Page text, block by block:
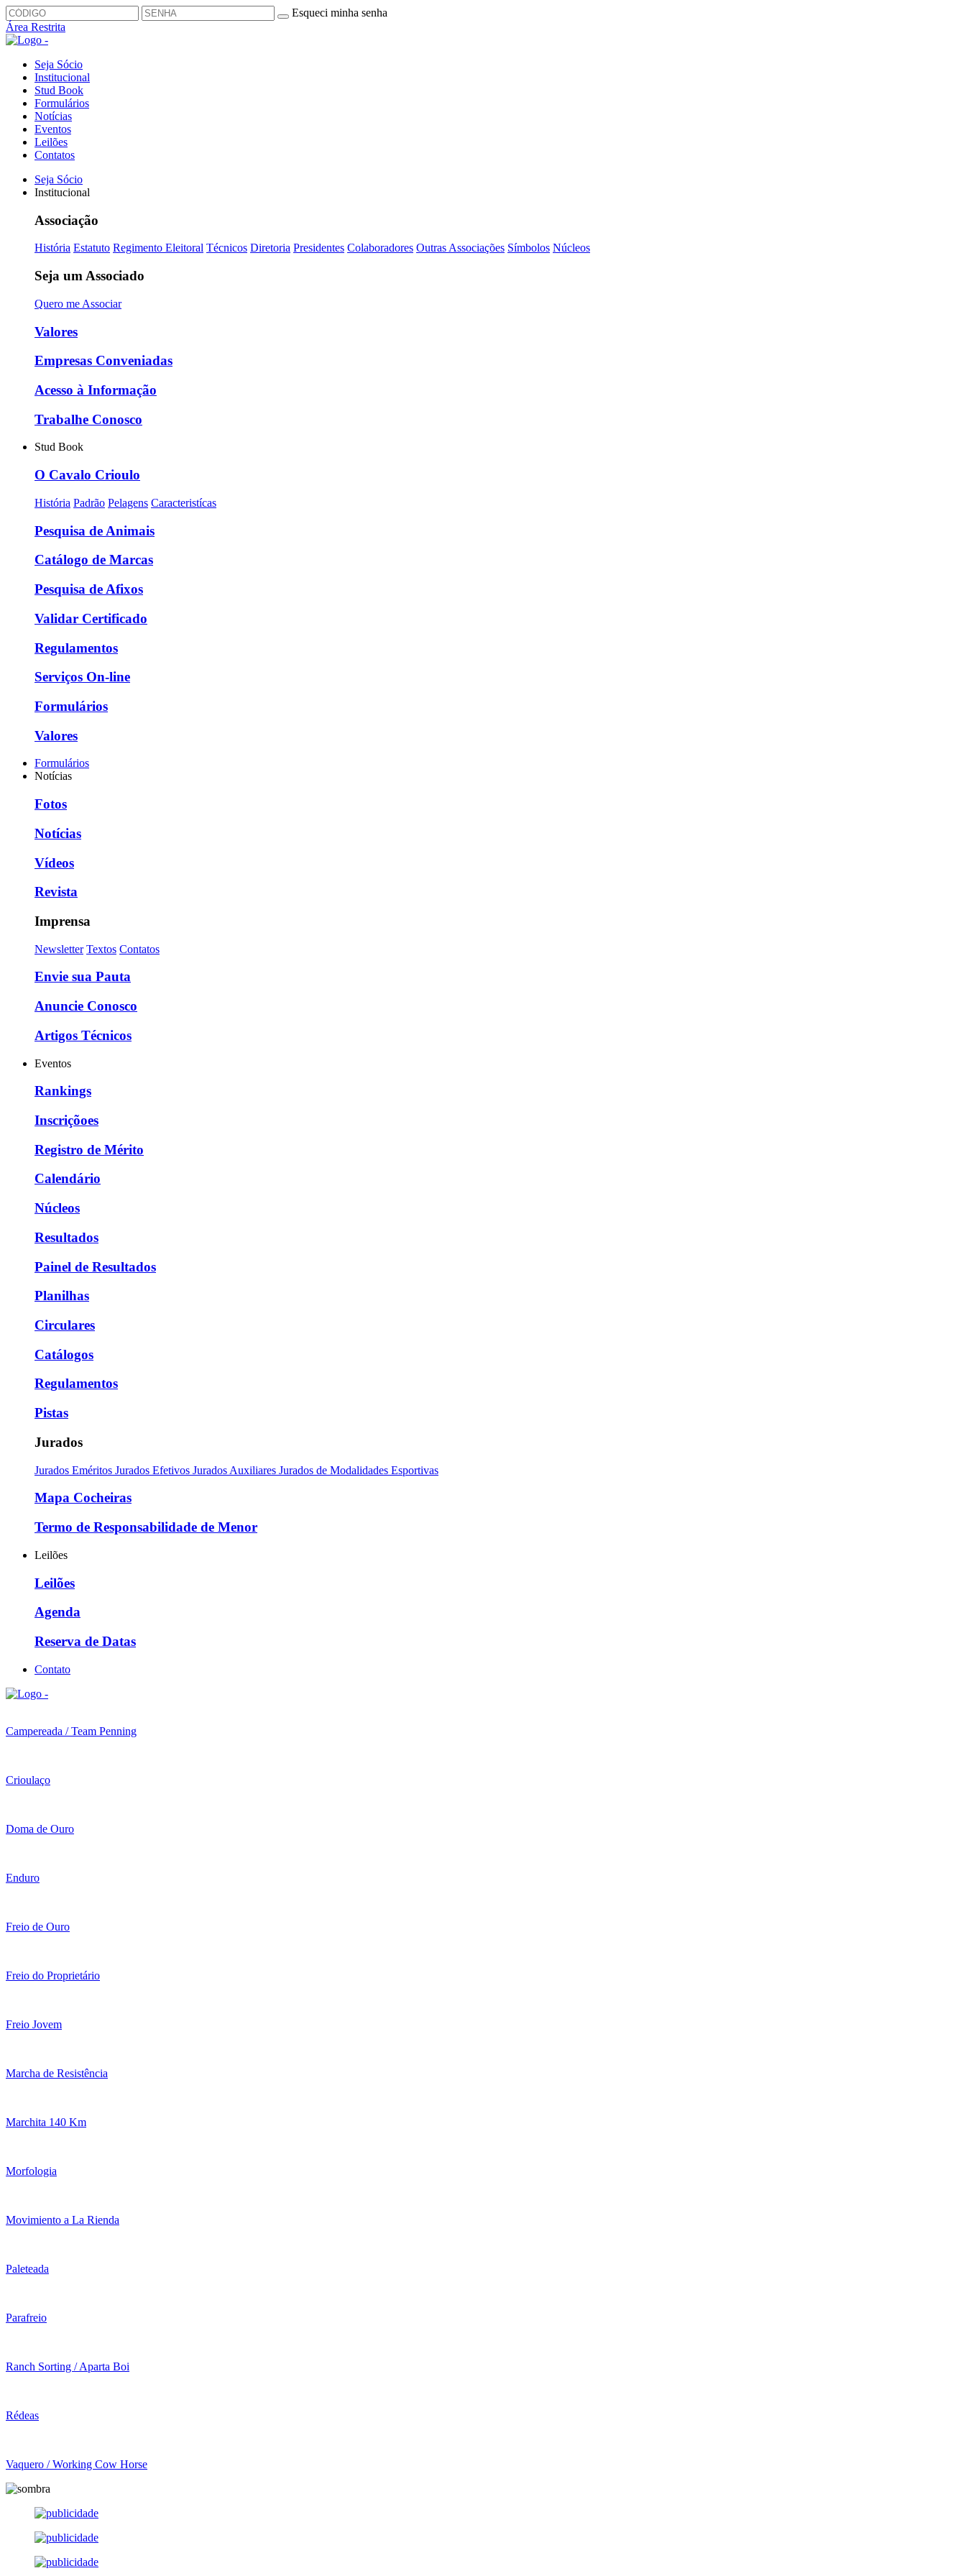
Esqueci minha senha
Área Restrita
Seja Sócio
Institucional
Stud Book
Formulários
Notícias
Eventos
Leilões
Contatos
Seja Sócio
Institucional
Associação
História Estatuto Regimento Eleitoral Técnicos Diretoria Presidentes Colaboradores Outras Associações Símbolos Núcleos
Seja um Associado
Quero me Associar
Valores
Empresas Conveniadas
Acesso à Informação
Trabalhe Conosco
Stud Book
O Cavalo Crioulo
História Padrão Pelagens Caracteristícas
Pesquisa de Animais
Catálogo de Marcas
Pesquisa de Afixos
Validar Certificado
Regulamentos
Serviços On-line
Formulários
Valores
Formulários
Notícias
Fotos
Notícias
Vídeos
Revista
Imprensa
Newsletter Textos Contatos
Envie sua Pauta
Anuncie Conosco
Artigos Técnicos
Eventos
Rankings
Inscriçõoes
Registro de Mérito
Calendário
Núcleos
Resultados
Painel de Resultados
Planilhas
Circulares
Catálogos
Regulamentos
Pistas
Jurados
Jurados Eméritos Jurados Efetivos Jurados Auxiliares Jurados de Modalidades Esportivas
Mapa Cocheiras
Termo de Responsabilidade de Menor
Leilões
Leilões
Agenda
Reserva de Datas
Contato
Campereada / Team Penning
Crioulaço
Doma de Ouro
Enduro
Freio de Ouro
Freio do Proprietário
Freio Jovem
Marcha de Resistência
Marchita 140 Km
Morfologia
Movimiento a La Rienda
Paleteada
Parafreio
Ranch Sorting / Aparta Boi
Rédeas
Vaquero / Working Cow Horse